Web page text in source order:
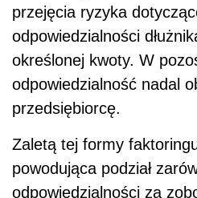
przejęcia ryzyka
odpowiedzialności
określonej kwoty. W
odpowiedzialność nadal
przedsiębiorcę.
Zaletą tej formy
powodująca podział
odpowiedzialności za